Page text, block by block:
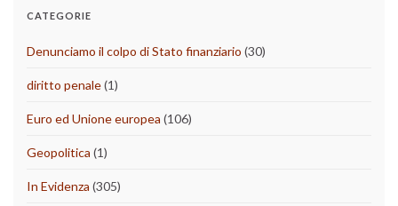
CATEGORIE
Denunciamo il colpo di Stato finanziario (30)
diritto penale(1)
Euro ed Unione europea (106)
Geopolitica (1)
In Evidenza (305)